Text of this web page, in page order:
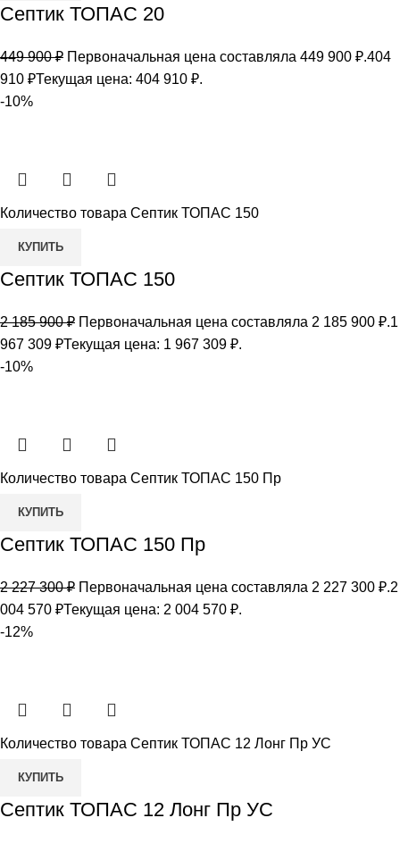
Септик ТОПАС 20
449 900₽ Первоначальная цена составляла 449 900 ₽.404
910 ₽Текущая цена: 404 910 ₽.
-10%
Количество товара Септик ТОПАС 150
КУПИТЬ
Септик ТОПАС 150
2 185 900₽ Первоначальная цена составляла 2 185 900 ₽.1
967 309 ₽Текущая цена: 1 967 309 ₽.
-10%
Количество товара Септик ТОПАС 150 Пр
КУПИТЬ
Септик ТОПАС 150 Пр
2 227 300₽ Первоначальная цена составляла 2 227 300 ₽.2
004 570 ₽Текущая цена: 2 004 570 ₽.
-12%
Количество товара Септик ТОПАС 12 Лонг Пр УС
КУПИТЬ
Септик ТОПАС 12 Лонг Пр УС